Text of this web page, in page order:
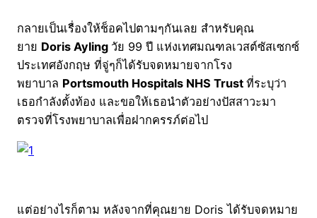
กลายเป็นเรื่องให้ช็อคไปตามๆกันเลย สำหรับคุณ
ยาย Doris Ayling วัย 99 ปี แห่งเทศมณฑลเวสต์ซัสเซกซ์
ประเทศอังกฤษ ที่จู่ๆก็ได้รับจดหมายจากโรง
พยาบาล Portsmouth Hospitals NHS Trust ที่ระบุว่า
เธอกำลังตั้งท้อง และขอให้เธอนำตัวอย่างปัสสาวะมา
ตรวจที่โรงพยาบาลเพื่อฝากครรภ์ต่อไป
แต่อย่างไรก็ตาม หลังจากที่คุณยาย Doris ได้รับจดหมาย